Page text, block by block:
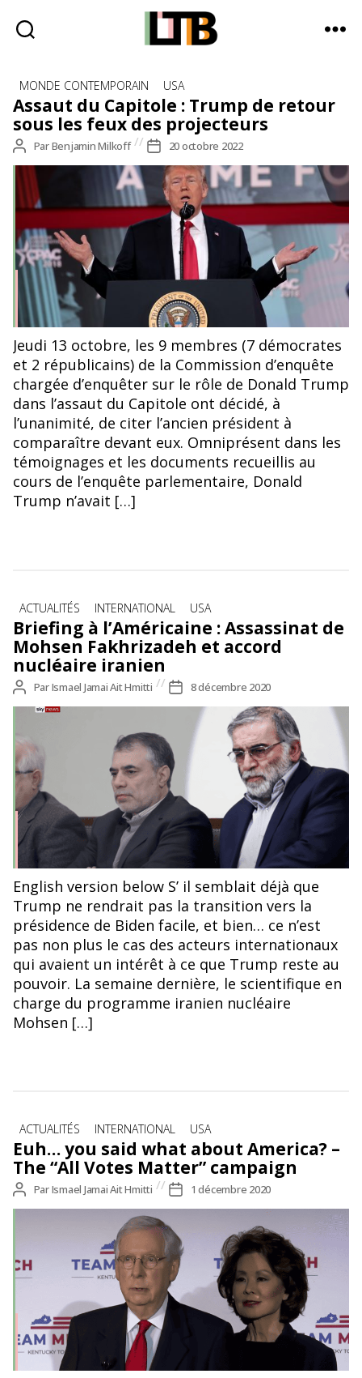
Tote
Bag
-
Média
d'information
quotidienne
Catégories
MONDE CONTEMPORAIN USA
Assaut du Capitole : Trump de retour
sous les feux des projecteurs
Auteur
de
l’article
ParBenjamin Milkoff
Date
de
l’article
20 octobre 2022
Donald Trump à une conférence conservatrice en 2018 ©
Gage Skidmore, Wikimedia Commons
Jeudi 13 octobre, les 9 membres (7 démocrates
et 2 républicains) de la Commission d’enquête
chargée d’enquêter sur le rôle de Donald Trump
dans l’assaut du Capitole ont décidé, à
l’unanimité, de citer l’ancien président à
comparaître devant eux. Omniprésent dans les
témoignages et les documents recueillis au
cours de l’enquête parlementaire, Donald
Trump n’avait […]
Catégories
ACTUALITÉS INTERNATIONAL USA
Briefing à l’Américaine : Assassinat de
Mohsen Fakhrizadeh et accord
nucléaire iranien
Auteur
de
ParIsmael Jamai Ait Hmitti
Date
de
l’article
8 décembre 2020
Capture d'écran de la chaîne youtube Sky News ; vidéo
"Senior Iranian nuclear scientist Mohsen Fakhrizadeh
assassinated"
English version below S’ il semblait déjà que
Trump ne rendrait pas la transition vers la
présidence de Biden facile, et bien… ce n’est
pas non plus le cas des acteurs internationaux
qui avaient un intérêt à ce que Trump reste au
pouvoir. La semaine dernière, le scientifique en
charge du programme iranien nucléaire
Mohsen […]
Catégories
ACTUALITÉS INTERNATIONAL USA
Euh… you said what about America? –
The “All Votes Matter” campaign
Auteur
de
ParIsmael Jamai Ait Hmitti
Date
de
1 décembre 2020